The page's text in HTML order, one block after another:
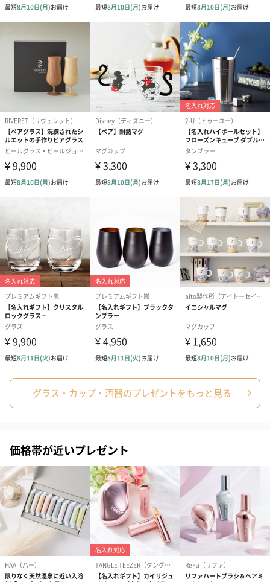
グラス・カップ・酒器のプレゼントをもっと見る
価格帯が近いプレゼント